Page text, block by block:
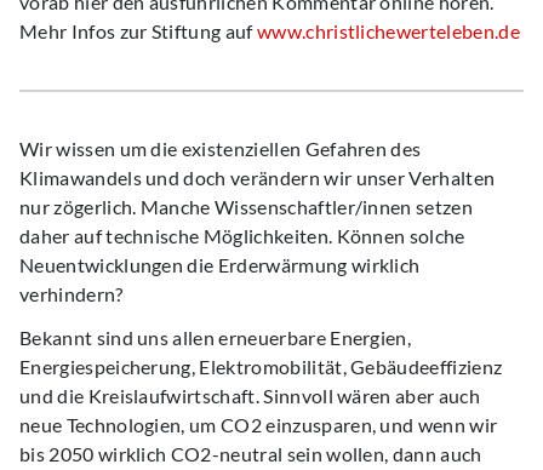
Mehr Infos zur Stiftung aufwww.christlichewerteleben.de
Wir wissen um die existenziellen Gefahren des
Klimawandels und doch verändern wir unser Verhalten
nur zögerlich. Manche Wissenschaftler/innen setzen
daher auf technische Möglichkeiten. Können solche
Neuentwicklungen die Erderwärmung wirklich
verhindern?
Bekannt sind uns allen erneuerbare Energien,
Energiespeicherung, Elektromobilität, Gebäudeeffizienz
und die Kreislaufwirtschaft. Sinnvoll wären aber auch
neue Technologien, um CO2 einzusparen, und wenn wir
bis 2050 wirklich CO2-neutral sein wollen, dann auch